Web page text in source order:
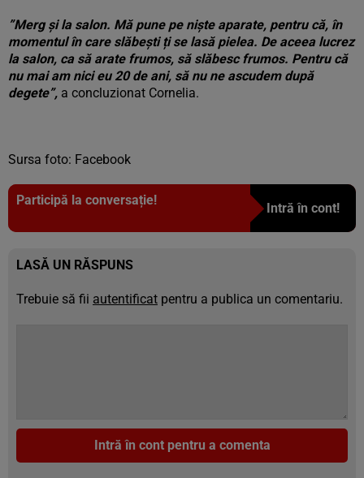
”Merg și la salon. Mă pune pe niște aparate, pentru că, în
momentul în care slăbești ți se lasă pielea. De aceea lucrez
la salon, ca să arate frumos, să slăbesc frumos. Pentru că
nu mai am nici eu 20 de ani, să nu ne ascudem după
degete”, a concluzionat Cornelia.
Sursa foto: Facebook
Participă la conversație!
Intră în cont!
LASĂ UN RĂSPUNS
Trebuie să fii autentificat pentru a publica un comentariu.
Intră în cont pentru a comenta